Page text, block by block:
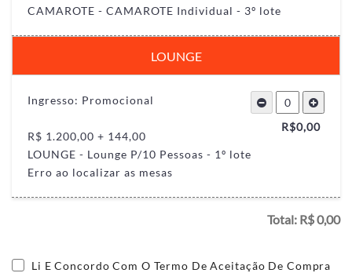
CAMAROTE - CAMAROTE Individual - 3º lote
LOUNGE
R$0,00
Ingresso: Promocional
R$ 1.200,00 + 144,00
LOUNGE - Lounge P/10 Pessoas - 1º lote
Erro ao localizar as mesas
Total: R$0,00
Li E Concordo Com O Termo De Aceitação De Compra